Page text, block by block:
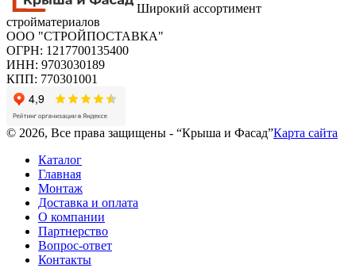
Широкий ассортимент
стройматериалов
ООО "СТРОЙПОСТАВКА"
ОГРН: 1217700135400
ИНН: 9703030189
КПП: 770301001
© 2026, Все права защищены - “Крыша и Фасад”Карта сайта
Каталог
Главная
Монтаж
Доставка и оплата
О компании
Партнерство
Вопрос-ответ
Контакты